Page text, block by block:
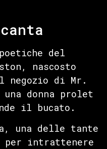
del
nascosto
negozio di Mr.
donna prolet
il bucato.
una delle tante
per intrattenere